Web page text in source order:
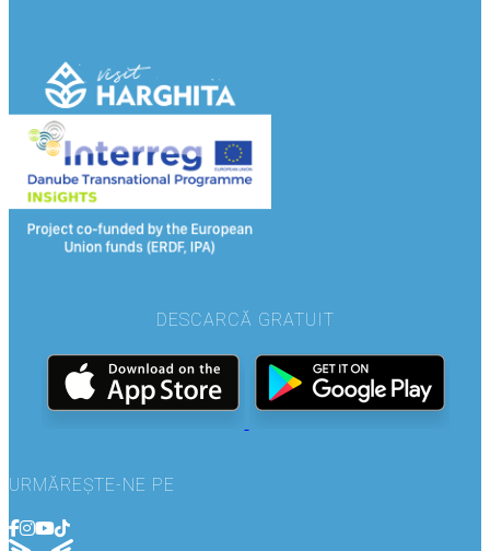
DESCARCĂ GRATUIT
URMĂREȘTE-NE PE